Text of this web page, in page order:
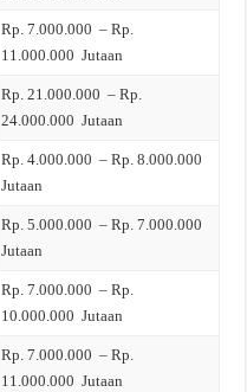
Rp. 7.000.000 – Rp.
11.000.000 Jutaan
Rp. 21.000.000 – Rp.
24.000.000 Jutaan
Rp. 4.000.000 – Rp. 8.000.000
Jutaan
Rp. 5.000.000 – Rp. 7.000.000
Jutaan
Rp. 7.000.000 – Rp.
10.000.000 Jutaan
Rp. 7.000.000 – Rp.
11.000.000 Jutaan